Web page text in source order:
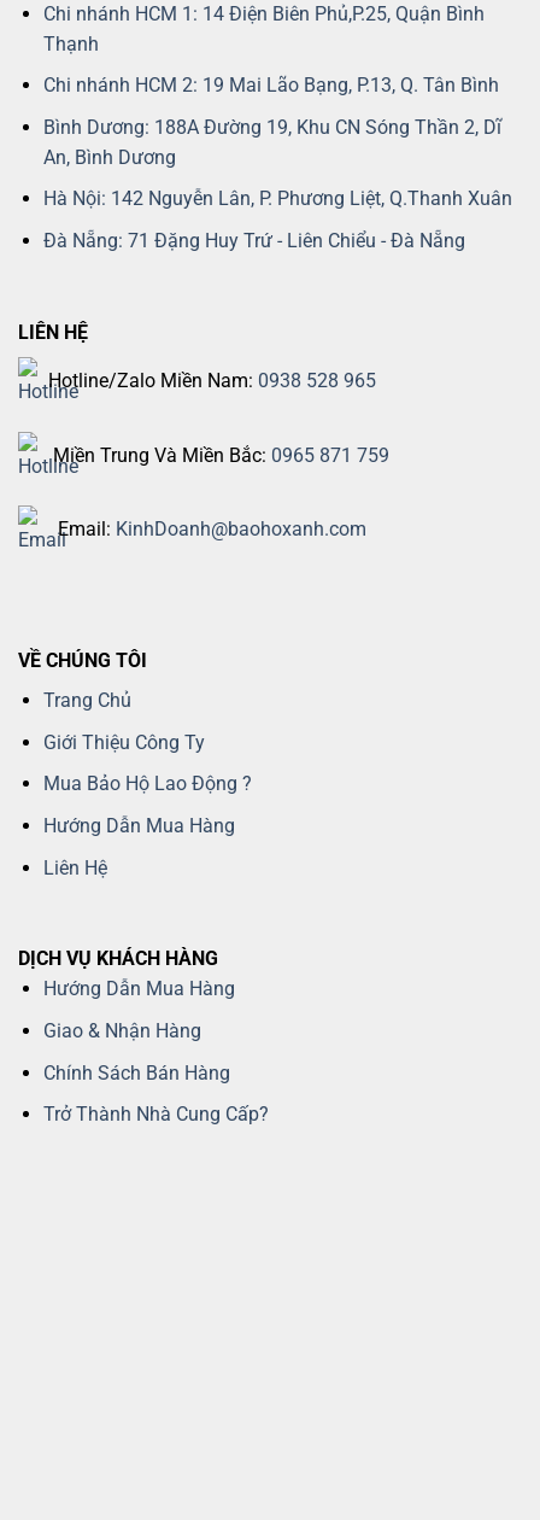
Chi nhánh HCM 1: 14 Điện Biên Phủ,P.25, Quận Bình
Thạnh
Chi nhánh HCM 2: 19 Mai Lão Bạng, P.13, Q. Tân Bình
Bình Dương: 188A Đường 19, Khu CN Sóng Thần 2, Dĩ
An, Bình Dương
Hà Nội: 142 Nguyễn Lân, P. Phương Liệt, Q.Thanh Xuân
Đà Nẵng: 71 Đặng Huy Trứ - Liên Chiểu - Đà Nẵng
LIÊN HỆ
Hotline/Zalo Miền Nam: 0938 528 965
Miền Trung Và Miền Bắc: 0965 871 759
Email: KinhDoanh@baohoxanh.com
VỀ CHÚNG TÔI
Trang Chủ
Giới Thiệu Công Ty
Mua Bảo Hộ Lao Động ?
Hướng Dẫn Mua Hàng
Liên Hệ
DỊCH VỤ KHÁCH HÀNG
Hướng Dẫn Mua Hàng
Giao & Nhận Hàng
Chính Sách Bán Hàng
Trở Thành Nhà Cung Cấp?